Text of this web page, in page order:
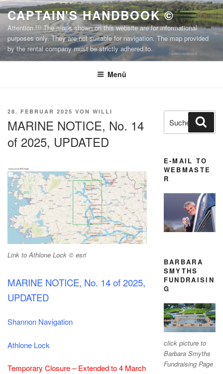
Zum
Inhalt
springen
CAPTAIN'S HANDBOOK ©
Attention !!! The maps shown on this website are for informational
purposes only. They are not suitable for navigation. The map provided
by the rental company must be strictly adhered to.
Menü
VERÖFFENTLICHT
28. FEBRUAR 2025 VON WILLI
MARINE NOTICE, No. 14
of 2025, UPDATED
Link to Athlone Lock © esri
MARINE NOTICE, No. 14of 2025,
UPDATED
Shannon Navigation
Athlone Lock
Temporary Closure – Extended to 4 March
Suchen
nach:
E-MAIL TO
WEBMASTE
R
BARBARA
SMYTHS
FUNDRAISIN
G
click picture to
Barbara Smyths
Fundraising Page